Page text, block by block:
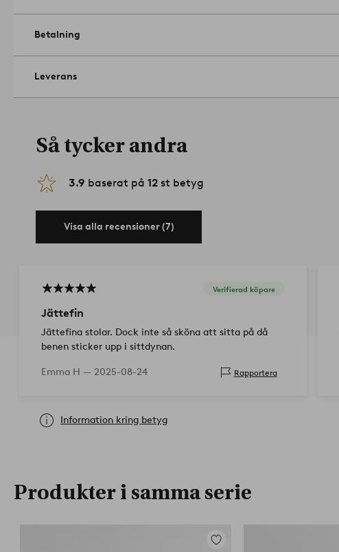
Betalning
Leverans
Så tycker andra
3.9 baserat på 12 st betyg
Visa alla recensioner (7)
Verifierad köpare
Jättefin
Jättefina stolar. Dock inte så sköna att sitta på då
benen sticker upp i sittdynan.
Emma H — 2025-08-24 Rapportera
Information kring betyg
Produkter i samma serie
Lägg